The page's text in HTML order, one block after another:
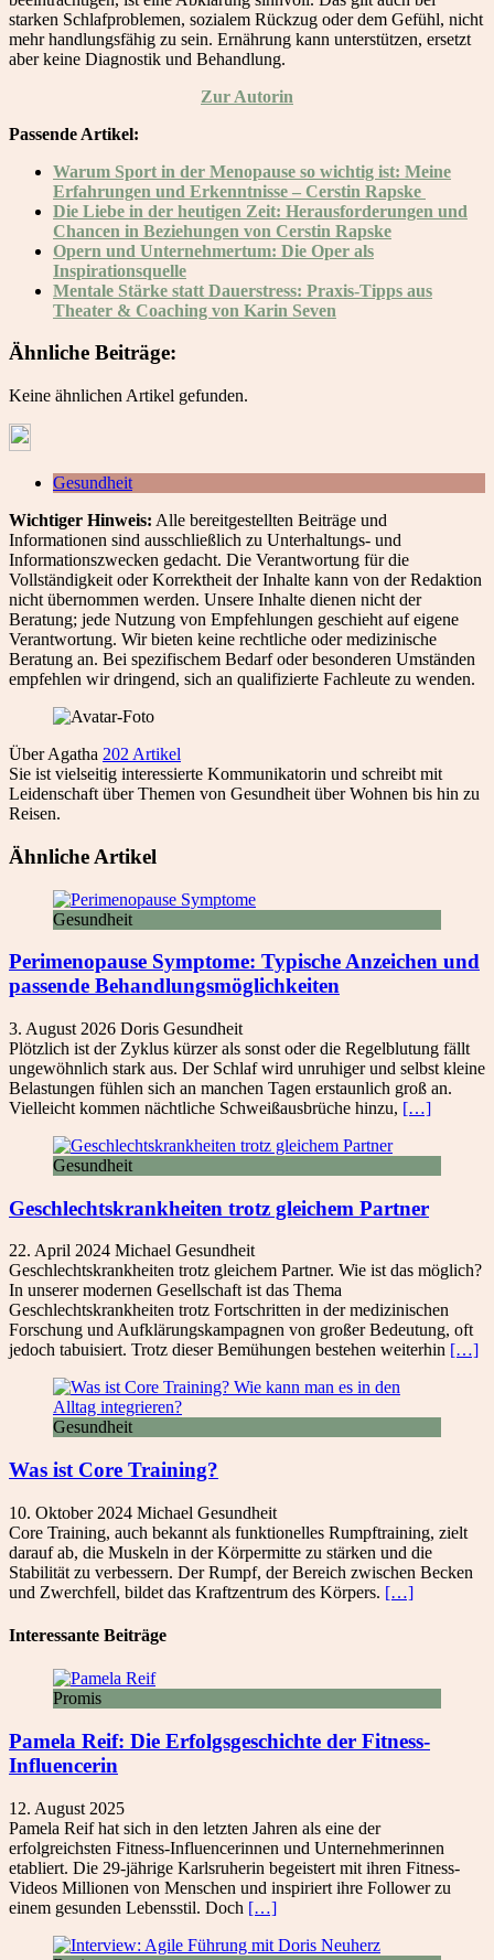
starken Schlafproblemen, sozialem Rückzug oder dem Gefühl, nicht
mehr handlungsfähig zu sein. Ernährung kann unterstützen, ersetzt
aber keine Diagnostik und Behandlung.
Zur Autorin
Passende Artikel:
Warum Sport in der Menopause so wichtig ist: Meine
Erfahrungen und Erkenntnisse – Cerstin Rapske
Die Liebe in der heutigen Zeit: Herausforderungen und
Chancen in Beziehungen von Cerstin Rapske
Opern und Unternehmertum: Die Oper als
Inspirationsquelle
Mentale Stärke statt Dauerstress: Praxis-Tipps aus
Theater & Coaching von Karin Seven
Ähnliche Beiträge:
Keine ähnlichen Artikel gefunden.
Gesundheit
Wichtiger Hinweis: Alle bereitgestellten Beiträge und
Informationen sind ausschließlich zu Unterhaltungs- und
Informationszwecken gedacht. Die Verantwortung für die
Vollständigkeit oder Korrektheit der Inhalte kann von der Redaktion
nicht übernommen werden. Unsere Inhalte dienen nicht der
Beratung; jede Nutzung von Empfehlungen geschieht auf eigene
Verantwortung. Wir bieten keine rechtliche oder medizinische
Beratung an. Bei spezifischem Bedarf oder besonderen Umständen
empfehlen wir dringend, sich an qualifizierte Fachleute zu wenden.
Über Agatha 202 Artikel
Sie ist vielseitig interessierte Kommunikatorin und schreibt mit
Leidenschaft über Themen von Gesundheit über Wohnen bis hin zu
Reisen.
Ähnliche Artikel
Gesundheit
Perimenopause Symptome: Typische Anzeichen und
passende Behandlungsmöglichkeiten
3. August 2026 Doris Gesundheit
Plötzlich ist der Zyklus kürzer als sonst oder die Regelblutung fällt
ungewöhnlich stark aus. Der Schlaf wird unruhiger und selbst kleine
Belastungen fühlen sich an manchen Tagen erstaunlich groß an.
Vielleicht kommen nächtliche Schweißausbrüche hinzu, […]
Gesundheit
Geschlechtskrankheiten trotz gleichem Partner
22. April 2024 Michael Gesundheit
Geschlechtskrankheiten trotz gleichem Partner. Wie ist das möglich?
In unserer modernen Gesellschaft ist das Thema
Geschlechtskrankheiten trotz Fortschritten in der medizinischen
Forschung und Aufklärungskampagnen von großer Bedeutung, oft
jedoch tabuisiert. Trotz dieser Bemühungen bestehen weiterhin […]
Gesundheit
Was ist Core Training?
10. Oktober 2024 Michael Gesundheit
Core Training, auch bekannt als funktionelles Rumpftraining, zielt
darauf ab, die Muskeln in der Körpermitte zu stärken und die
Stabilität zu verbessern. Der Rumpf, der Bereich zwischen Becken
und Zwerchfell, bildet das Kraftzentrum des Körpers. […]
Interessante Beiträge
Promis
Pamela Reif: Die Erfolgsgeschichte der Fitness-
Influencerin
12. August 2025
Pamela Reif hat sich in den letzten Jahren als eine der
erfolgreichsten Fitness-Influencerinnen und Unternehmerinnen
etabliert. Die 29-jährige Karlsruherin begeistert mit ihren Fitness-
Videos Millionen von Menschen und inspiriert ihre Follower zu
einem gesunden Lebensstil. Doch […]